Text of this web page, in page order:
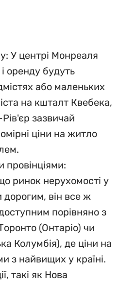
У центрі Монреаля
оренду будуть
або маленьких
на кшталт Квебека,
зазвичай
ціни на житло
провінціями:
ринок нерухомості у
він все ж
порівняно з
(Онтаріо) чи
Колумбія), де ціни на
з найвищих у країні.
такі як Нова